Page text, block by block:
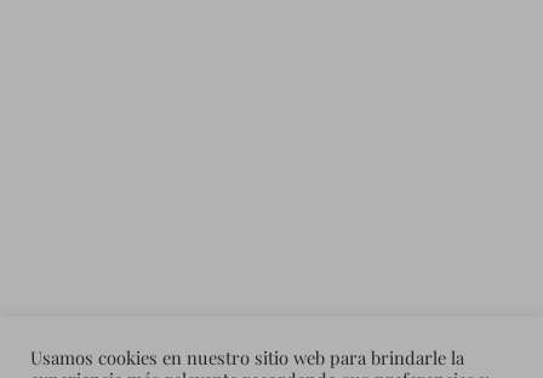
Usamos cookies en nuestro sitio web para brindarle la